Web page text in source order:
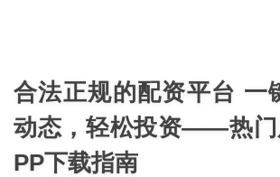
合法正规的配资平台 一
动态，轻松投资——热门
PP下载指南